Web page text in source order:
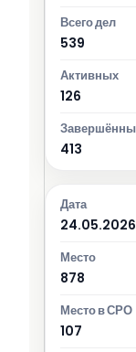
539
126
413
24.05.2026
878
107